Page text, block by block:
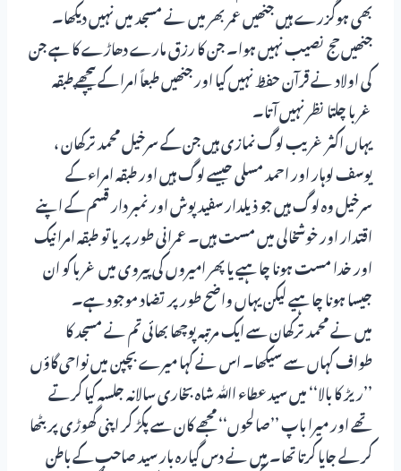
بھی ہوگزرے ہیں جنھیں عمر بھر میں نے مسجد میں نہیں دیکھا۔
جنھیں حج نصیب نہیں ہوا۔ جن کا رزق مارے دھاڑے کا ہے جن
کی اولاد نے قرآن حفظ نہیں کیا اور جنھیں طبعاً امرا کے پیچھے طبقہ
غربا چلتا نظر نہیں آتا۔
یہاں اکثر غریب لوگ نمازی ہیں جن کے سرخیل محمد ترکھان ،
یوسف لوہار اور احمد مسلی جیسے لوگ ہیں اور طبقہ امراء کے
سرخیل وہ لوگ ہیں جو ذیلدار سفید پوش اور نمبر دار قسم کے اپنے
اقتدار اور خوشخالی میں مست ہیں۔ عمرانی طور پر یا تو طبقہ امرا نیک
اور خدا مست ہونا چاہیے یا پھر امیروں کی پیروی میں غربا کو ان
جیسا ہونا چاہیے لیکن یہاں واضح طور پر تضاد موجود ہے۔
میں نے محمد ترکھان سے ایک مرتبہ پوچھا بھائی تم نے مسجد کا
طواف کہاں سے سیکھا۔ اس نے کہا میرے بچپن میں نواحی گاؤں
’’ریڑ کا بالا‘‘ میں سید عطاء اﷲ شاہ بخاری سالانہ جلسہ کیا کرتے
تھے اور میرا باپ ’’صالحوں‘‘ مجھے کان سے پکڑ کر اپنی گھوڑی پر بٹھا
کر لے جایا کرتا تھا۔ میں نے دس گیارہ بار سید صاحب کے باطن